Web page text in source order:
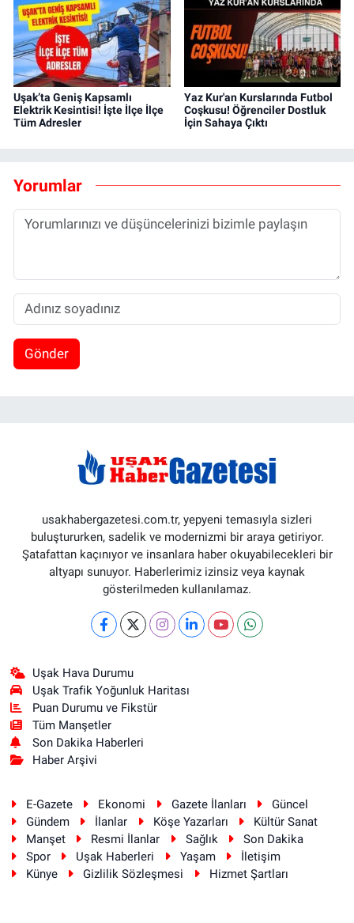
Uşak’ta Geniş Kapsamlı
Elektrik Kesintisi! İşte İlçe İlçe
Tüm Adresler
Yaz Kur'an Kurslarında Futbol
Coşkusu! Öğrenciler Dostluk
İçin Sahaya Çıktı
Yorumlar
Gönder
usakhabergazetesi.com.tr, yepyeni temasıyla sizleri
buluştururken, sadelik ve modernizmi bir araya getiriyor.
Şatafattan kaçınıyor ve insanlara haber okuyabilecekleri bir
altyapı sunuyor. Haberlerimiz izinsiz veya kaynak
gösterilmeden kullanılamaz.
Uşak Hava Durumu
Uşak Trafik Yoğunluk Haritası
Puan Durumu ve Fikstür
Tüm Manşetler
Son Dakika Haberleri
Haber Arşivi
E-Gazete Ekonomi Gazete İlanları
Güncel
Gündem
İlanlar Köşe Yazarları
Kültür Sanat
Manşet
Resmi İlanlar Sağlık
Son Dakika
Spor
Uşak Haberleri Yaşam
İletişim
Künye
Gizlilik Sözleşmesi Hizmet Şartları